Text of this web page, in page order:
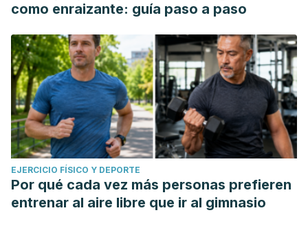
como enraizante: guía paso a paso
EJERCICIO FÍSICO Y DEPORTE
Por qué cada vez más personas prefieren
entrenar al aire libre que ir al gimnasio